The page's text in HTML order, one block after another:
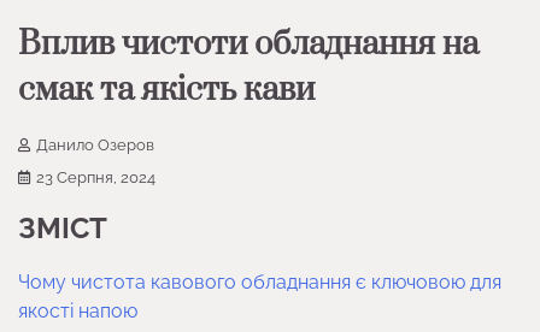
Вплив чистоти обладнання на
смак та якість кави
Данило Озеров
23 Серпня, 2024
ЗМІСТ
Чому чистота кавового обладнання є ключовою для
якості напою